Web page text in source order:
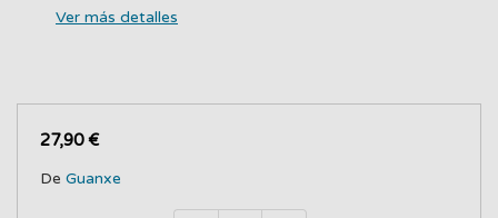
Ver más detalles
27,90 €
De Guanxe